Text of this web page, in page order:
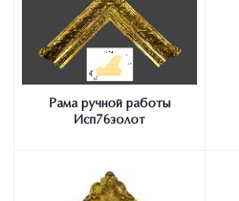
Рама ручной работы
Исп76золот